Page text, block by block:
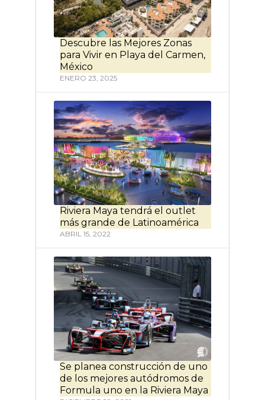
Descubre las Mejores Zonas
para Vivir en Playa del Carmen,
México
ENERO 23, 2025
Riviera Maya tendrá el outlet
más grande de Latinoamérica
ABRIL 15, 2022
Se planea construcción de uno
de los mejores autódromos de
Formula uno en la Riviera Maya